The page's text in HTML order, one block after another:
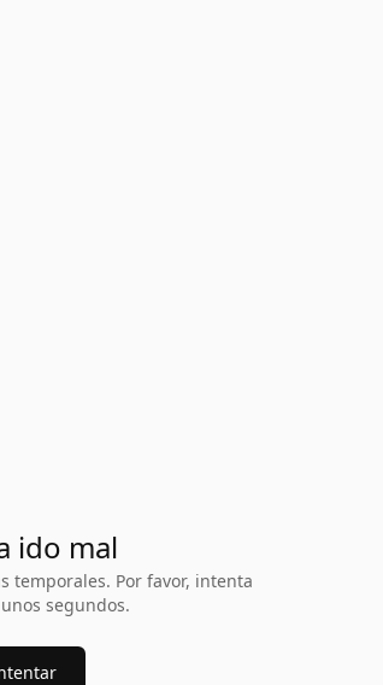
ido mal
temporales. Por favor, intenta
segundos.